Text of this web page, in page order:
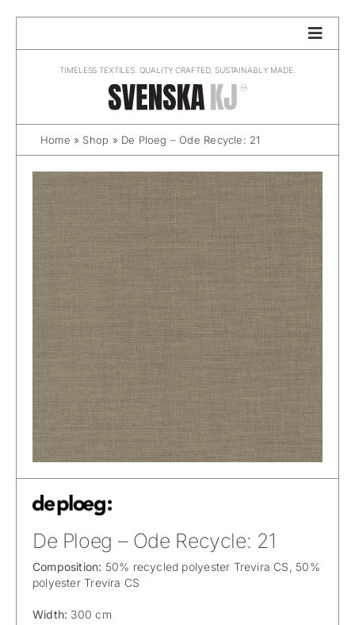
TIMELESS TEXTILES. QUALITY CRAFTED, SUSTAINABLY MADE.
Home » Shop » De Ploeg – Ode Recycle: 21
De Ploeg – Ode Recycle: 21
Composition: 50% recycled polyester Trevira CS, 50%
polyester Trevira CS
Width: 300 cm